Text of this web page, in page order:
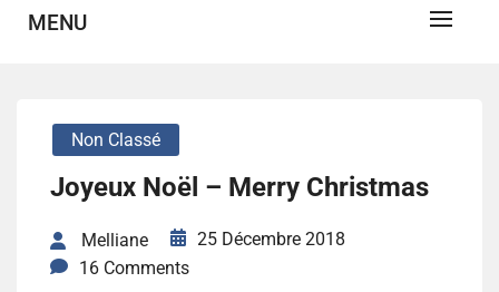
MENU
Non Classé
Joyeux Noël – Merry Christmas
Melliane
25 Décembre 2018
16 Comments